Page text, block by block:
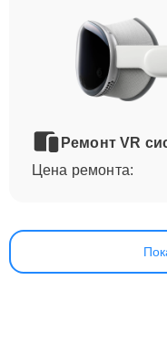
Ремонт VR
Цена ремонта: